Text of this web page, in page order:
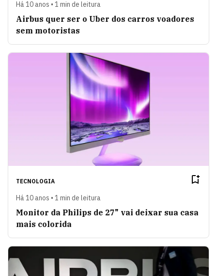
Há 10 anos • 1 min de leitura
Airbus quer ser o Uber dos carros voadores
sem motoristas
TECNOLOGIA
Há 10 anos • 1 min de leitura
Monitor da Philips de 27" vai deixar sua casa
mais colorida